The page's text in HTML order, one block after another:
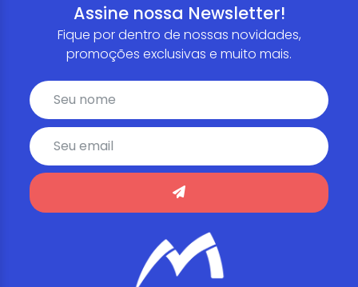
Assine nossa Newsletter!
Fique por dentro de nossas novidades,
promoções exclusivas e muito mais.